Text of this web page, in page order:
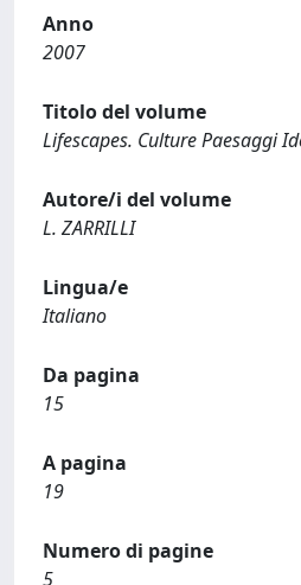
Anno
2007
Titolo del volume
Lifescapes. Culture Paesaggi
Autore/i del volume
L. ZARRILLI
Lingua/e
Italiano
Da pagina
15
A pagina
19
Numero di pagine
5